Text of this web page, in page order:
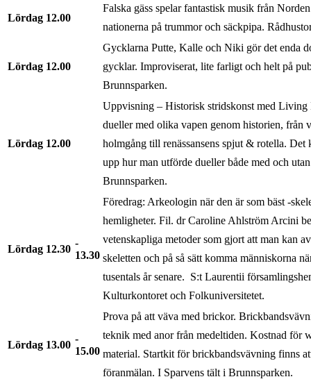
Lördag 12.00
Falska gäss spelar fantastisk musik från
nationerna på trummor och säckpipa.
Lördag 12.00
Gycklarna Putte, Kalle och Niki gör det enda
gycklar. Improviserat, lite farligt och helt på
Brunnsparken.
Lördag 12.00
Uppvisning – Historisk stridskonst med
dueller med olika vapen genom historien, från
holmgång till renässansens spjut & rotella. Det
upp hur man utförde dueller både med och
Brunnsparken.
Lördag 12.30
13.30
Föredrag: Arkeologin när den är som bäst -
hemligheter. Fil. dr Caroline Ahlström Arcini
vetenskapliga metoder som gjort att man kan
skeletten och på så sätt komma människorna
tusentals år senare. S:t Laurentii
Kulturkontoret och Folkuniversitetet.
Lördag 13.00
15.00
Prova på att väva med brickor.
teknik med anor från medeltiden. Kostnad för
material. Startkit för brickbandsvävning finns
föranmälan. I Sparvens tält i Brunnsparken.